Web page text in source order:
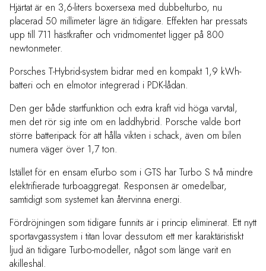
Hjärtat är en 3,6-liters boxersexa med dubbelturbo, nu
placerad 50 millimeter lägre än tidigare. Effekten har pressats
upp till 711 hästkrafter och vridmomentet ligger på 800
newtonmeter.
Porsches T-Hybrid-system bidrar med en kompakt 1,9 kWh-
batteri och en elmotor integrerad i PDK-lådan.
Den ger både startfunktion och extra kraft vid höga varvtal,
men det rör sig inte om en laddhybrid. Porsche valde bort
större batteripack för att hålla vikten i schack, även om bilen
numera väger över 1,7 ton.
Istället för en ensam eTurbo som i GTS har Turbo S två mindre
elektrifierade turboaggregat. Responsen är omedelbar,
samtidigt som systemet kan återvinna energi.
Fördröjningen som tidigare funnits är i princip eliminerat. Ett nytt
sportavgassystem i titan lovar dessutom ett mer karaktäristiskt
ljud än tidigare Turbo-modeller, något som länge varit en
akilleshäl.